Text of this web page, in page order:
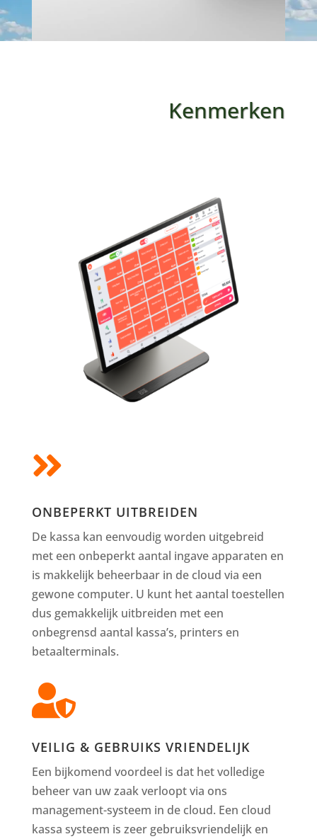
Kenmerken

ONBEPERKT UITBREIDEN
De kassa kan eenvoudig worden uitgebreid
met een onbeperkt aantal ingave apparaten en
is makkelijk beheerbaar in de cloud via een
gewone computer. U kunt het aantal toestellen
dus gemakkelijk uitbreiden met een
onbegrensd aantal kassa’s, printers en
betaalterminals.

VEILIG & GEBRUIKS VRIENDELIJK
Een bijkomend voordeel is dat het volledige
beheer van uw zaak verloopt via ons
management-systeem in de cloud. Een cloud
kassa systeem is zeer gebruiksvriendelijk en